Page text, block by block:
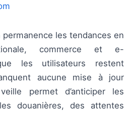
les tendances en
commerce et e-
les utilisateurs restent
aucune mise à jour
permet d’anticiper les
douanières, des attentes